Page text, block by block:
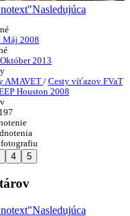
Nasledujúca
Máj 2008
2013
AMAVET / Cesty víťazov FVaT
Houston 2008
Nasledujúca